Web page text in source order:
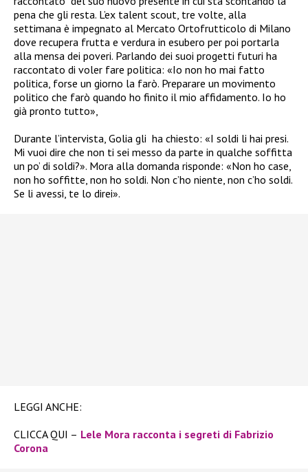
pena che gli resta. L’ex talent scout, tre volte, alla
settimana è impegnato al Mercato Ortofrutticolo di Milano
dove recupera frutta e verdura in esubero per poi portarla
alla mensa dei poveri. Parlando dei suoi progetti futuri ha
raccontato di voler fare politica: «Io non ho mai fatto
politica, forse un giorno la farò. Preparare un movimento
politico che farò quando ho finito il mio affidamento. Io ho
già pronto tutto»,
Durante l’intervista, Golia gli ha chiesto: «I soldi li hai presi.
Mi vuoi dire che non ti sei messo da parte in qualche soffitta
un po’ di soldi?». Mora alla domanda risponde: «Non ho case,
non ho soffitte, non ho soldi. Non c’ho niente, non c’ho soldi.
Se li avessi, te lo direi».
LEGGI ANCHE:
CLICCA QUI – Lele Mora racconta i segreti di Fabrizio
Corona